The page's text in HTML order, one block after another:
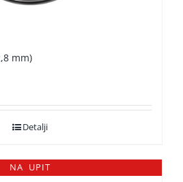
mm)
Detalji
NA UPIT